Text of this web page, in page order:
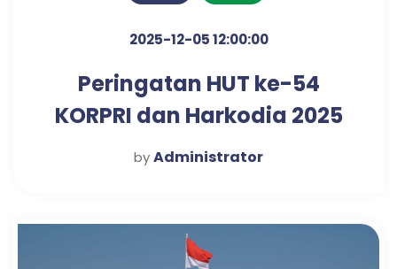
2025-12-05 12:00:00
Peringatan HUT ke-54
KORPRI dan Harkodia 2025
Kabupaten Pasuruan
byAdministrator